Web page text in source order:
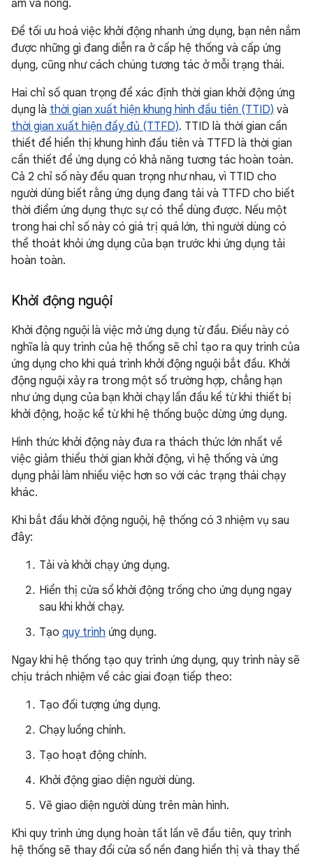
ấm và nóng.
Để tối ưu hoá việc khởi động nhanh ứng dụng, bạn nên nắm
được những gì đang diễn ra ở cấp hệ thống và cấp ứng
dụng, cũng như cách chúng tương tác ở mỗi trạng thái.
Hai chỉ số quan trọng để xác định thời gian khởi động ứng
dụng là thời gian xuất hiện khung hình đầu tiên (TTID) và
thời gian xuất hiện đầy đủ (TTFD). TTID là thời gian cần
thiết để hiển thị khung hình đầu tiên và TTFD là thời gian
cần thiết để ứng dụng có khả năng tương tác hoàn toàn.
Cả 2 chỉ số này đều quan trọng như nhau, vì TTID cho
người dùng biết rằng ứng dụng đang tải và TTFD cho biết
thời điểm ứng dụng thực sự có thể dùng được. Nếu một
trong hai chỉ số này có giá trị quá lớn, thì người dùng có
thể thoát khỏi ứng dụng của bạn trước khi ứng dụng tải
hoàn toàn.
Khởi động nguội
Khởi động nguội là việc mở ứng dụng từ đầu. Điều này có
nghĩa là quy trình của hệ thống sẽ chỉ tạo ra quy trình của
ứng dụng cho khi quá trình khởi động nguội bắt đầu. Khởi
động nguội xảy ra trong một số trường hợp, chẳng hạn
như ứng dụng của bạn khởi chạy lần đầu kể từ khi thiết bị
khởi động, hoặc kể từ khi hệ thống buộc dừng ứng dụng.
Hình thức khởi động này đưa ra thách thức lớn nhất về
việc giảm thiểu thời gian khởi động, vì hệ thống và ứng
dụng phải làm nhiều việc hơn so với các trạng thái chạy
khác.
Khi bắt đầu khởi động nguội, hệ thống có 3 nhiệm vụ sau
đây:
Tải và khởi chạy ứng dụng.
Hiển thị cửa sổ khởi động trống cho ứng dụng ngay
sau khi khởi chạy.
Tạo quy trình ứng dụng.
Ngay khi hệ thống tạo quy trình ứng dụng, quy trình này sẽ
chịu trách nhiệm về các giai đoạn tiếp theo:
Tạo đối tượng ứng dụng.
Chạy luồng chính.
Tạo hoạt động chính.
Khởi động giao diện người dùng.
Vẽ giao diện người dùng trên màn hình.
Khi quy trình ứng dụng hoàn tất lần vẽ đầu tiên, quy trình
hệ thống sẽ thay đổi cửa sổ nền đang hiển thị và thay thế